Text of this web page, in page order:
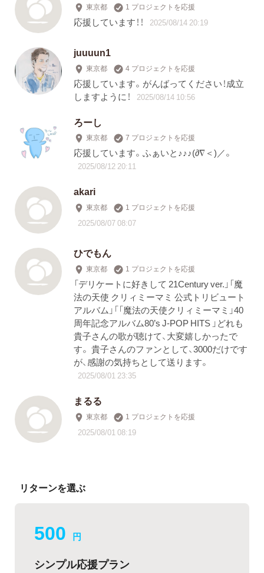
東京都 1 プロジェクトを応援
応援しています！！ 2025/08/14 20:19
juuuun1
東京都 4 プロジェクトを応援
応援しています。がんばってください！成立
しますように！
2025/08/14 10:56
ろーし
東京都 7 プロジェクトを応援
応援しています。ふぁいと♪♪♪(∂∇＜)／。
2025/08/12 20:11
akari
東京都 1 プロジェクトを応援
2025/08/07 08:07
ひでもん
東京都 1 プロジェクトを応援
「デリケートに好きして 21Century ver.」「魔
法の天使 クリィミーマミ 公式トリビュート
アルバム」「「魔法の天使クリィミーマミ」40
周年記念アルバム80’s J-POP HITS 」どれも
貴子さんの歌が聴けて、大変嬉しかったで
す。 貴子さんのファンとして、3000だけです
が、感謝の気持ちとして送ります。
2025/08/01 23:35
まるる
東京都 1 プロジェクトを応援
2025/08/01 08:19
リターンを選ぶ
500 円
シンプル応援プラン